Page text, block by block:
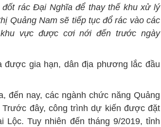
đốt rác Đại Nghĩa để thay thế khu xử lý
Quảng Nam sẽ tiếp tục đổ rác vào các
vực được cơi nới đến trước ngày
được gia hạn, dân địa phương lắc đầu
đến nay, các ngành chức năng Quảng
đây, công trình dự kiến được đặt
Tuy nhiên đến tháng 9/2019, tỉnh